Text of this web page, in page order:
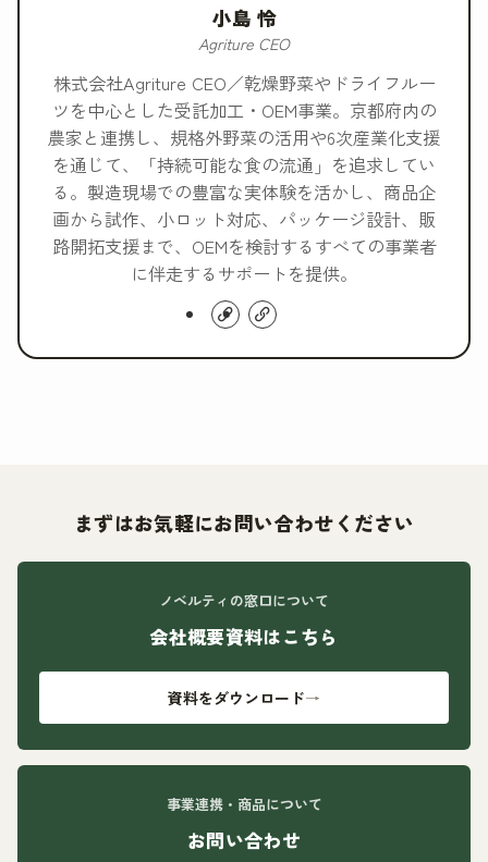
小島 怜
Agriture CEO
株式会社Agriture CEO／乾燥野菜やドライフルー
ツを中心とした受託加工・OEM事業。京都府内の
農家と連携し、規格外野菜の活用や6次産業化支援
を通じて、「持続可能な食の流通」を追求してい
る。製造現場での豊富な実体験を活かし、商品企
画から試作、小ロット対応、パッケージ設計、販
路開拓支援まで、OEMを検討するすべての事業者
に伴走するサポートを提供。
まずはお気軽にお問い合わせください
ノベルティの窓口について
会社概要資料はこちら
資料をダウンロード→
事業連携・商品について
お問い合わせ